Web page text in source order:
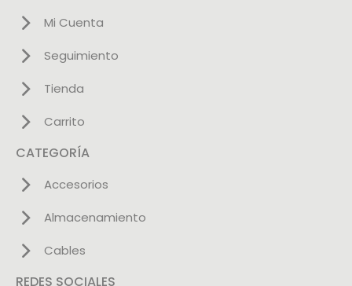
Mi Cuenta
Seguimiento
Tienda
Carrito
CATEGORÍA
Accesorios
Almacenamiento
Cables
REDES SOCIALES